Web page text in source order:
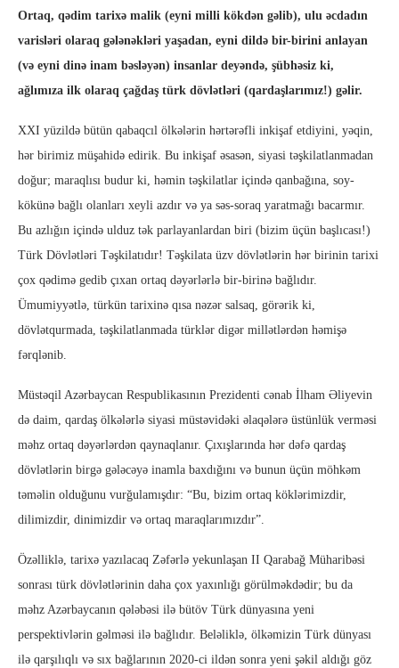
Ortaq, qədim tarixə malik (eyni milli kökdən gəlib), ulu əcdadın
varisləri olaraq gələnəkləri yaşadan, eyni dildə bir-birini anlayan
(və eyni dinə inam bəsləyən) insanlar deyəndə, şübhəsiz ki,
ağlımıza ilk olaraq çağdaş türk dövlətləri (qardaşlarımız!) gəlir.
XXI yüzildə bütün qabaqcıl ölkələrin hərtərəfli inkişaf etdiyini, yəqin,
hər birimiz müşahidə edirik. Bu inkişaf əsasən, siyasi təşkilatlanmadan
doğur; maraqlısı budur ki, həmin təşkilatlar içində qanbağına, soy-
kökünə bağlı olanları xeyli azdır və ya səs-soraq yaratmağı bacarmır.
Bu azlığın içində ulduz tək parlayanlardan biri (bizim üçün başlıcası!)
Türk Dövlətləri Təşkilatıdır! Təşkilata üzv dövlətlərin hər birinin tarixi
çox qədimə gedib çıxan ortaq dəyərlərlə bir-birinə bağlıdır.
Ümumiyyətlə, türkün tarixinə qısa nəzər salsaq, görərik ki,
dövlətqurmada, təşkilatlanmada türklər digər millətlərdən həmişə
fərqlənib.
Müstəqil Azərbaycan Respublikasının Prezidenti cənab İlham Əliyevin
də daim, qardaş ölkələrlə siyasi müstəvidəki əlaqələrə üstünlük verməsi
məhz ortaq dəyərlərdən qaynaqlanır. Çıxışlarında hər dəfə qardaş
dövlətlərin birgə gələcəyə inamla baxdığını və bunun üçün möhkəm
təməlin olduğunu vurğulamışdır: “Bu, bizim ortaq köklərimizdir,
dilimizdir, dinimizdir və ortaq maraqlarımızdır”.
Özəlliklə, tarixə yazılacaq Zəfərlə yekunlaşan II Qarabağ Müharibəsi
sonrası türk dövlətlərinin daha çox yaxınlığı görülməkdədir; bu da
məhz Azərbaycanın qələbəsi ilə bütöv Türk dünyasına yeni
perspektivlərin gəlməsi ilə bağlıdır. Beləliklə, ölkəmizin Türk dünyası
ilə qarşılıqlı və sıx bağlarının 2020-ci ildən sonra yeni şəkil aldığı göz